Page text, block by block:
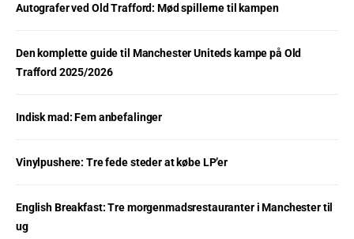
Autografer ved Old Trafford: Mød spillerne til kampen
Den komplette guide til Manchester Uniteds kampe på Old
Trafford 2025/2026
Indisk mad: Fem anbefalinger
Vinylpushere: Tre fede steder at købe LP’er
English Breakfast: Tre morgenmadsrestauranter i Manchester til
ug